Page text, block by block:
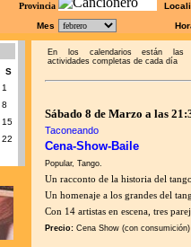
Provincia
Mes
S
1
8
15
22
En los calendarios están las
actividades completas de cada día
Sábado 8 de Marzo a las
Taconeando
Cena-Show-Baile
Popular, Tango.
Un racconto de la historia del
Un homenaje a los grandes del
Con 14 artistas en escena, tres
Precio: Cena Show (con